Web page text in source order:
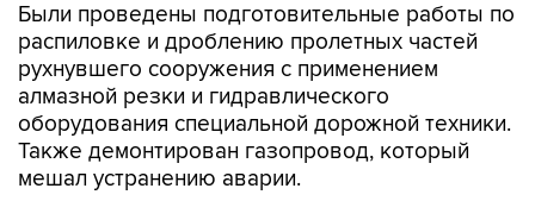
Были проведены подготовительные работы по
распиловке и дроблению пролетных частей
рухнувшего сооружения с применением
алмазной резки и гидравлического
оборудования специальной дорожной техники.
Также демонтирован газопровод, который
мешал устранению аварии.